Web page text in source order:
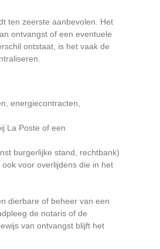
ten zeerste aanbevolen. Het
ontvangst of een eventuele
ontstaat, is het vaak de
energiecontracten,
La Poste of een
burgerlijke stand, rechtbank)
voor overlijdens die in het
dierbare of beheer van een
de notaris of de
van ontvangst blijft het